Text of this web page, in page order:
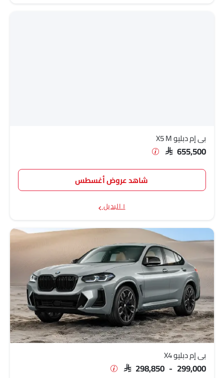
بي إم دبليو X5 M
SAR 655,500
شاهد عروض أغسطس
١ البديل
بي إم دبليو X4
SAR 298,850 - 299,000